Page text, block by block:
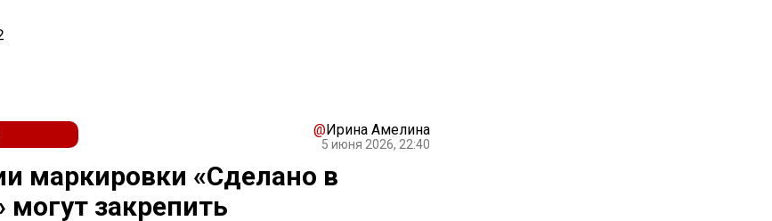
@Ирина Амелина
5 июня 2026, 22:40
маркировки «Сделано в
могут закрепить